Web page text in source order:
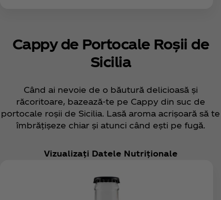
Cappy de Portocale Roșii de
Sicilia
Când ai nevoie de o băutură delicioasă și
răcoritoare, bazează-te pe Cappy din suc de
portocale roșii de Sicilia. Lasă aroma acrișoară să te
îmbrățișeze chiar și atunci când ești pe fugă.
Vizualizați Datele Nutriționale